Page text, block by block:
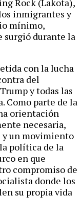
Rock (Lakota),
inmigrantes y
mínimo,
surgió durante la
con la lucha
del
y todas las
Como parte de la
orientación
necesaria,
y un movimiento
política de la
en que
compromiso de
donde los
su propia vida